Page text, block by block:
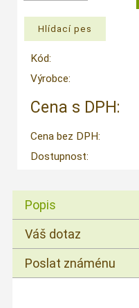
Kód:
Výrobce:
Cena s DPH:
Cena bez DPH:
Dostupnost:
Popis
Váš dotaz
Poslat známénu